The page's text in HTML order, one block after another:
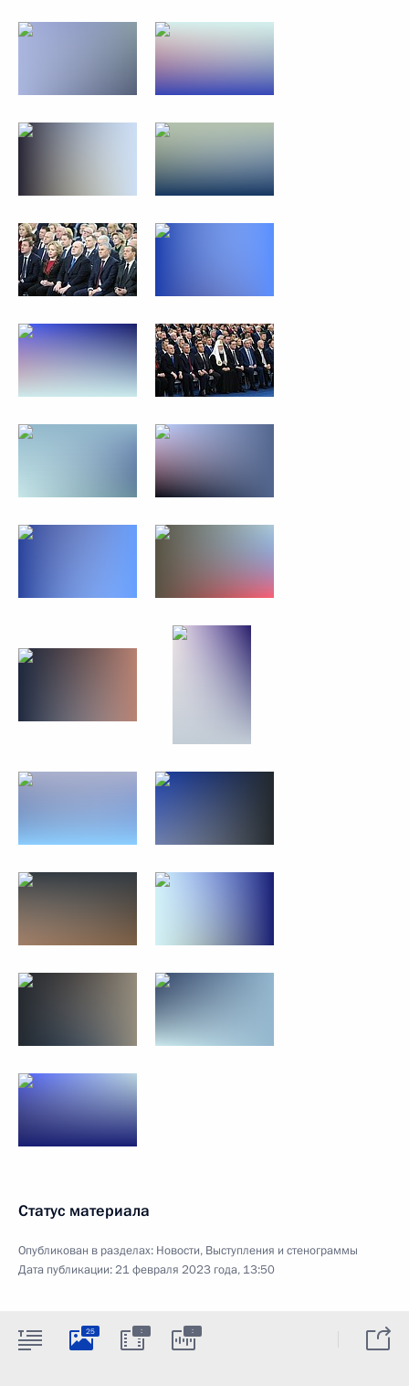
Статус материала
Опубликован в разделах: Новости, Выступления и стенограммы
Дата публикации:21 февраля 2023 года, 13:50
25 : :